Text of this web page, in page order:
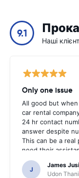
9.1
Наші
Only one issue
All good but
car rental
24 hr contact
answer despite
This can be a real
need their
services or car.
J
James
Udon